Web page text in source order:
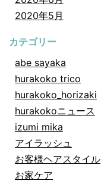
2020年5月
カテゴリー
abe sayaka
hurakoko trico
hurakoko_horizaki
hurakokoニュース
izumi mika
アイラッシュ
お客様ヘアスタイル
お家ケア